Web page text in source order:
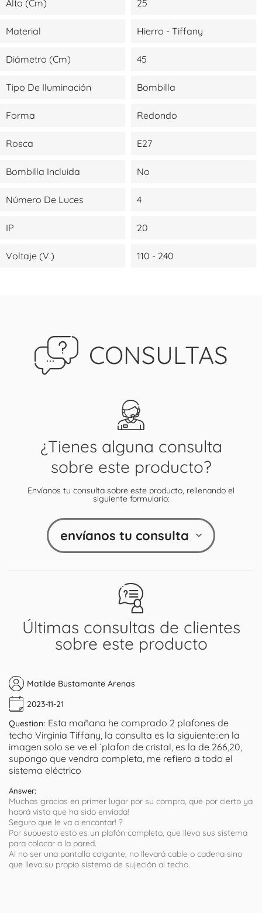
Alto (cm) 25
Material Hierro - Tiffany
Diámetro (cm) 45
Tipo De Iluminación Bombilla
Forma Redondo
Rosca E27
Bombilla Incluida No
Número De Luces 4
IP 20
Voltaje (V.) 110 - 240
CONSULTAS
Últimas consultas de clientes
sobre este producto
Matilde Bustamante Arenas
2023-11-21
Question: Esta mañana he comprado 2 plafones de
techo Virginia Tiffany, la consulta es la siguiente::en la
imagen solo se ve el `plafon de cristal, es la de 266,20,
supongo que vendra completa, me refiero a todo el
sistema eléctrico
Answer:
Muchas gracias en primer lugar por su compra, que por cierto ya
habrá visto que ha sido enviada!
Seguro que le va a encantar! ?
Por supuesto esto es un plafón completo, que lleva sus sistema
para colocar a la pared.
Al no ser una pantalla colgante, no llevará cable o cadena sino
que lleva su propio sistema de sujeción al techo.
¿Tienes alguna consulta
sobre este producto?
Envíanos tu consulta sobre este producto, rellenando el
siguiente formulario:
envíanos tu consulta